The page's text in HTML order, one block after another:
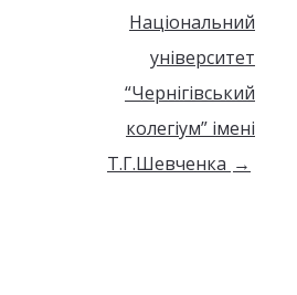
Національний
університет
“Чернігівський
колегіум” імені
Т.Г.Шевченка →